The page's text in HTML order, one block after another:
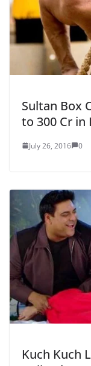
Sultan Box
to 300 Cr in
July 26, 2016 0
Kuch Kuch